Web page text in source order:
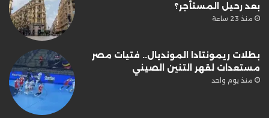
بعد رحيل المستأجر؟
منذ 23 ساعة
بطلات ريمونتادا المونديال.. فتيات مصر
مستعدات لقهر التنين الصيني
منذ يوم واحد